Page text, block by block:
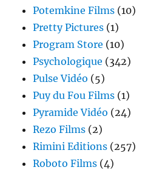
Potemkine Films (10)
Pretty Pictures (1)
Program Store (10)
Psychologique (342)
Pulse Vidéo (5)
Puy du Fou Films (1)
Pyramide Vidéo (24)
Rezo Films (2)
Rimini Editions (257)
Roboto Films (4)